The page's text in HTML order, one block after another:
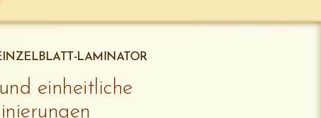
LAMINATOR
einheitliche